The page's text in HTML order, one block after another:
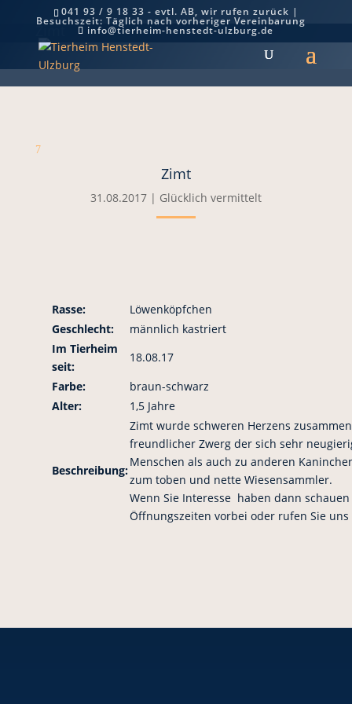
041 93 / 9 18 33 - evtl. AB, wir rufen zurück |
Besuchszeit: Täglich nach vorheriger Vereinbarung
info@tierheim-henstedt-ulzburg.de
Zimt
7
Zimt
31.08.2017| Glücklich vermittelt
Rasse:
Löwenköpfchen
Geschlecht:
männlich kastriert
Im Tierheim
seit:
18.08.17
Farbe:
braun-schwarz
Alter:
1,5 Jahre
Beschreibung:
Zimt wurde schweren Herzens
freundlicher Zwerg der sich sehr
Menschen als auch zu anderen
zum toben und nette Wiesensammler.
Wenn Sie Interesse haben dann
Öffnungszeiten vorbei oder rufen Sie